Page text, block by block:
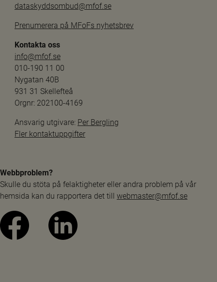
dataskyddsombud@mfof.se
Prenumerera på MFoFs nyhetsbrev
Kontakta oss
info@mfof.se
010-190 11 00
Nygatan 40B
931 31 Skellefteå
Orgnr: 202100-4169
Ansvarig utgivare: Per Bergling
Fler kontaktuppgifter
Webbproblem?
Skulle du stöta på felaktigheter eller andra problem på vår
hemsida kan du rapportera det till webmaster@mfof.se